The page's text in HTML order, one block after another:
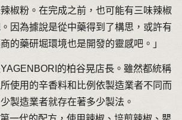
椒粉。在完成之前，也可能有三味辣椒
因為據說是從中藥得到了構思，或許有
的藥研堀環境也是開發的靈感吧。」
的柏谷晃店長。雖然都統稱
使用的辛香料和比例依製造業者不同而
製造業者就存在著多少製法。